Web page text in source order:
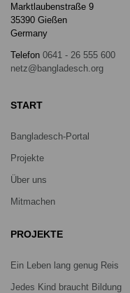
Marktlaubenstraße 9
35390 Gießen
Germany
Telefon 0641 - 26 555 600
netz@bangladesch.org
START
Bangladesch-Portal
Projekte
Über uns
Mitmachen
PROJEKTE
Ein Leben lang genug Reis
Jedes Kind braucht Bildung